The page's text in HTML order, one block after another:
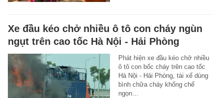
Xe đầu kéo chở nhiều ô tô con cháy ngùn
ngụt trên cao tốc Hà Nội - Hải Phòng
Phát hiện xe đầu kéo chở nhiều
ô tô con bốc cháy trên cao tốc
Hà Nội - Hải Phòng, tài xế dùng
bình chữa cháy khống chế
ngọn…